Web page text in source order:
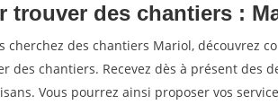
trouver des chantiers :
cherchez des chantiers Mariol, découvrez
des chantiers. Recevez dès à présent des
Vous pourrez ainsi proposer vos